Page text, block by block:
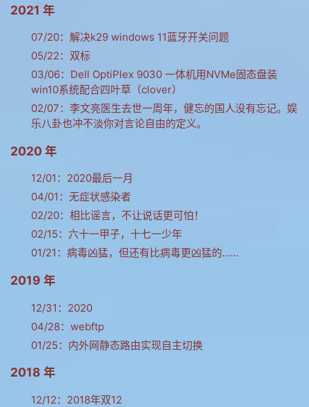
2021 年
07/20： 解决k29 windows 11蓝牙开关问题
05/22： 双标
03/06： Dell OptiPlex 9030 一体机用NVMe固态盘装
win10系统配合四叶草（clover）
02/07： 李文亮医生去世一周年，健忘的国人没有忘记。娱
乐八卦也冲不淡你对言论自由的定义。
2020 年
12/01： 2020最后一月
04/01： 无症状感染者
02/20： 相比谣言，不让说话更可怕！
02/15： 六十一甲子，十七一少年
01/21： 病毒凶猛，但还有比病毒更凶猛的……
2019 年
12/31： 2020
04/28： webftp
01/25： 内外网静态路由实现自主切换
2018 年
12/12： 2018年双12